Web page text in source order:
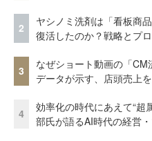
2
ヤシノミ洗剤は「看板商
復活したのか？戦略とプ
3
なぜショート動画の「
データが示す、店頭売上
4
効率化の時代にあえて“
部氏が語るAI時代の経営